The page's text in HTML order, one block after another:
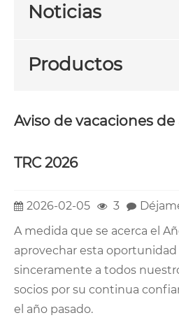
Noticias
Productos
Aviso de vacaciones
TRC 2026
2026-02-05 3
A medida que se acerca el
aprovechar esta oportunidad
sinceramente a todos
socios por su continua
el año pasado.